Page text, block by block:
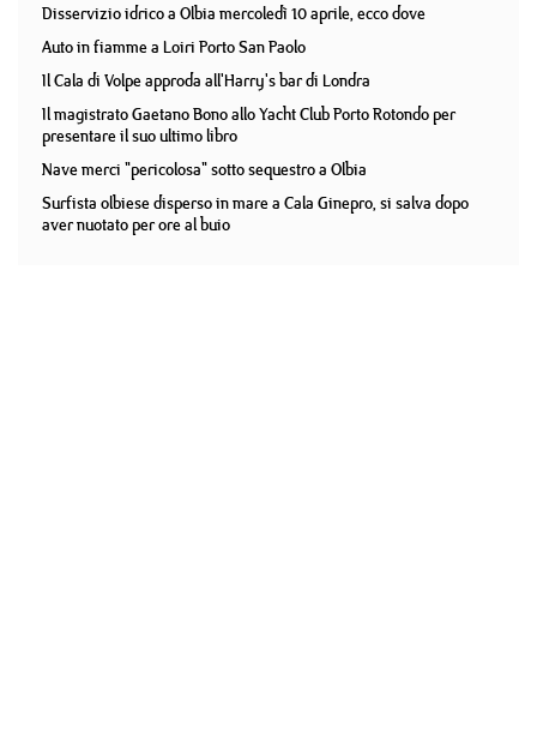
Disservizio idrico a Olbia mercoledì 10 aprile, ecco dove
Auto in fiamme a Loiri Porto San Paolo
Il Cala di Volpe approda all'Harry's bar di Londra
Il magistrato Gaetano Bono allo Yacht Club Porto Rotondo per
presentare il suo ultimo libro
Nave merci "pericolosa" sotto sequestro a Olbia
Surfista olbiese disperso in mare a Cala Ginepro, si salva dopo
aver nuotato per ore al buio